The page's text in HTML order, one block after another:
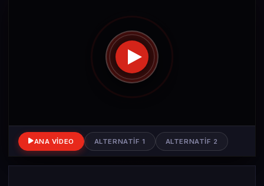
ANA VIDEO ALTERNATIF 1 ALTERNATIF 2